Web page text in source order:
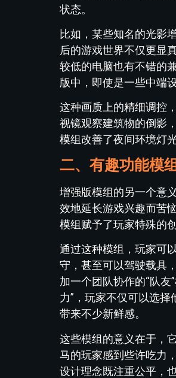
状态。
比如，某些知名的光影
后的游戏世界不仅更显
较低的电脑也有不错的
版中，即使是一些中端
这种画质上的精细调控
视镜观察建筑物的倒影
模组改善了夜间环境灯
二、有趣功能模
增强版模组的另一个意
效地延长游戏兴趣而苦
模组赋予了玩家特殊的
通过这种模组，玩家可
守，甚至可以驾驶载具
加一个团队协作的“队
力”，玩家不仅可以选
带来不少新鲜感。
这些模组的意义在于，
马的玩家感到些许吃力
设计理念既注重公平，